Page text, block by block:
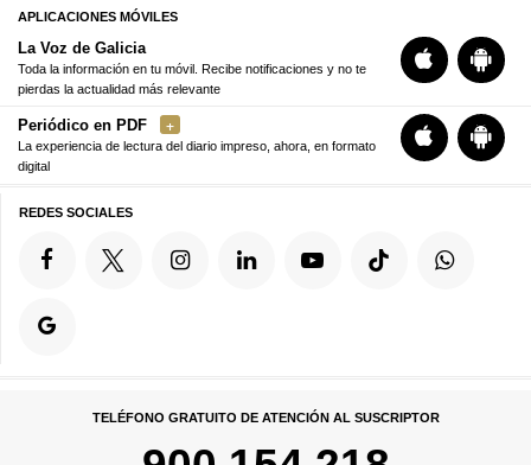
APLICACIONES MÓVILES
La Voz de Galicia
Toda la información en tu móvil. Recibe notificaciones y no te
pierdas la actualidad más relevante
Periódico en PDF
La experiencia de lectura del diario impreso, ahora, en formato
digital
REDES SOCIALES
TELÉFONO GRATUITO DE ATENCIÓN AL SUSCRIPTOR